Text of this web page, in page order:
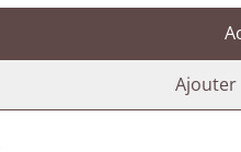
Ajouter